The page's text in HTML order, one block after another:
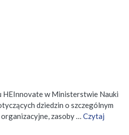
HEInnovate w Ministerstwie Nauki
dziedzin o szczególnym
zasoby … Czytaj